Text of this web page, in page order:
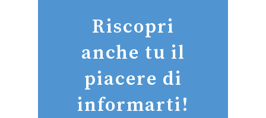
Riscopri
anche tu il
piacere di
informarti!